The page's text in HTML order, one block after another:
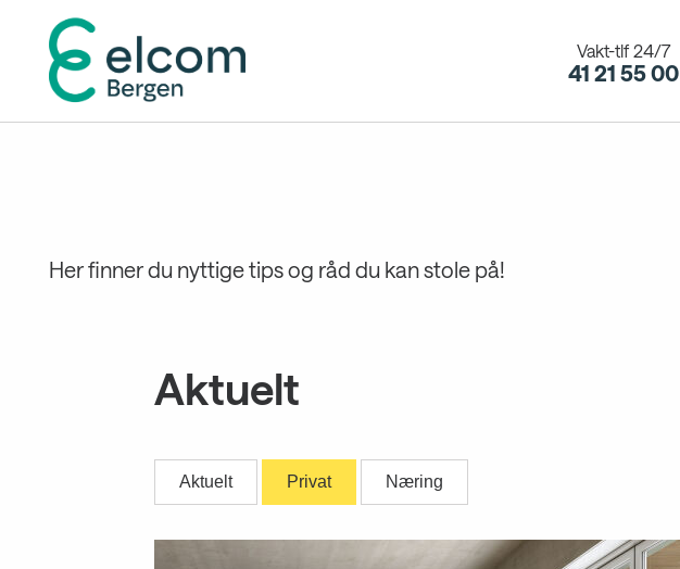
Gå
til
Vakt-tlf 24/7
41 21 55 00
Her finner du nyttige tips og råd du kan stole på!
Aktuelt